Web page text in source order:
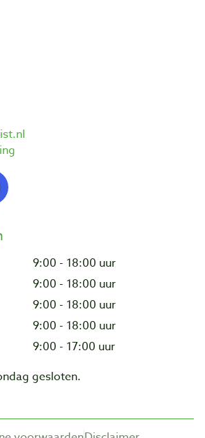
9:00 - 18:00 uur
9:00 - 18:00 uur
9:00 - 18:00 uur
9:00 - 18:00 uur
9:00 - 17:00 uur
gesloten.